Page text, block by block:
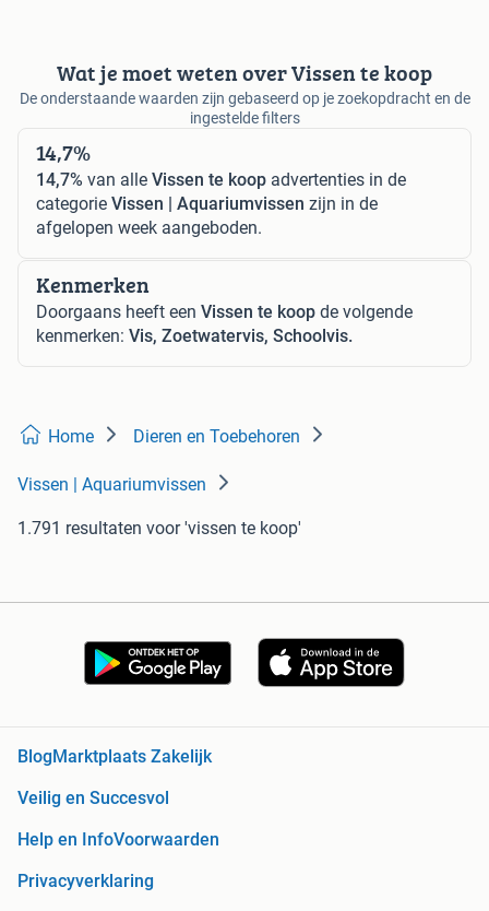
Wat je moet weten over Vissen te koop
De onderstaande waarden zijn gebaseerd op je zoekopdracht en de
ingestelde filters
14,7%
14,7% van alle Vissen te koop advertenties in de
categorie Vissen | Aquariumvissen zijn in de
afgelopen week aangeboden.
Kenmerken
Doorgaans heeft een Vissen te koop de volgende
kenmerken: Vis, Zoetwatervis, Schoolvis.
Home Dieren en Toebehoren
Vissen | Aquariumvissen
1.791 resultaten voor 'vissen te koop'
Blog Marktplaats Zakelijk
Veilig en Succesvol
Help en InfoVoorwaarden
Privacyverklaring